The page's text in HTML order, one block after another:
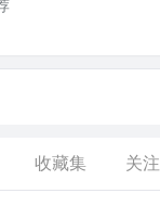
收藏集 关注